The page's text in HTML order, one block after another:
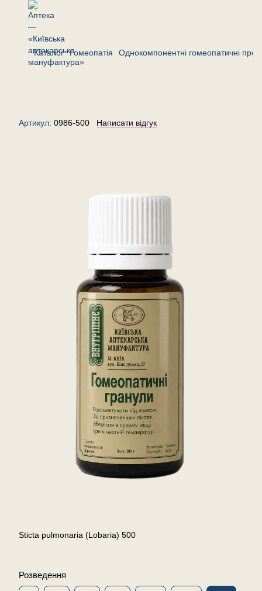
Каталог Гомеопатія Однокомпонентні гомеопатичні
Стікта пульмонарія (Лобарія) 500
Артикул: 0986-500 Написати відгук
Sticta pulmonaria (Lobaria) 500
Розведення